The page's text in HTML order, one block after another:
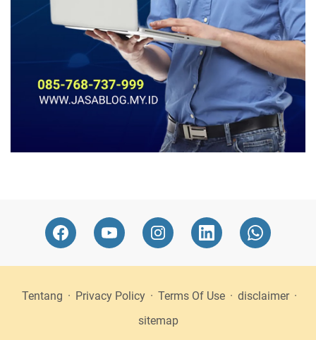
Tentang Privacy Policy Terms Of Use
disclaimer
sitemap